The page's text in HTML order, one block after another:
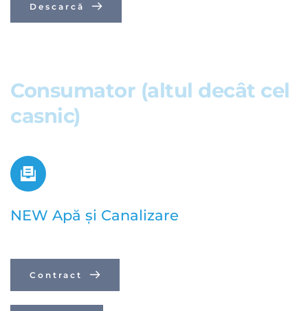
Descarcă
Consumator (altul decât cel
casnic)
NEW Apă și Canalizare
Contract